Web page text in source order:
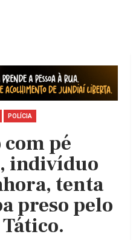
POLÍCIA
com pé
indivíduo
tenta
preso pelo